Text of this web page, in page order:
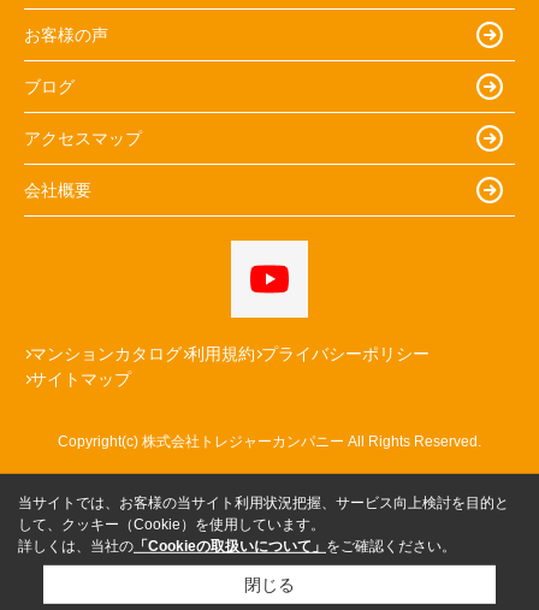
お客様の声
ブログ
アクセスマップ
会社概要
マンションカタログ 利用規約 プライバシーポリシー
サイトマップ
Copyright(c) 株式会社トレジャーカンパニー All Rights Reserved.
当サイトでは、お客様の当サイト利用状況把握、サービス向上検討を目的と
して、クッキー（Cookie）を使用しています。
詳しくは、当社の 「Cookieの取扱いについて」 をご確認ください。
閉じる